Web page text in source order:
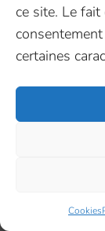
ce site. Le
certaines
Cookies
InovaYa 2026–
Politique de
Mis à flot par